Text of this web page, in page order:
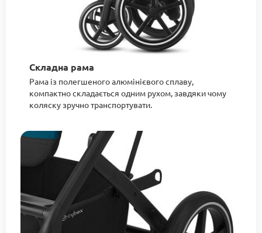
Складна рама
Рама із полегшеного алюмінієвого сплаву,
компактно складається одним рухом, завдяки чому
коляску зручно транспортувати.